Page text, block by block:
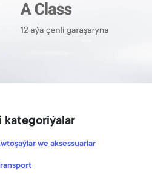
kategoriýalar
we aksessuarlar